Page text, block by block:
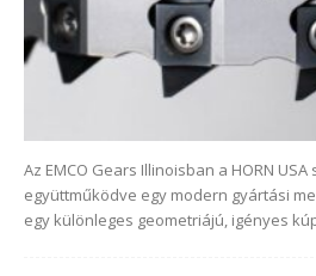
Az EMCO Gears Illinoisban a HORN
együttműködve egy modern gyártási
egy különleges geometriájú, igényes